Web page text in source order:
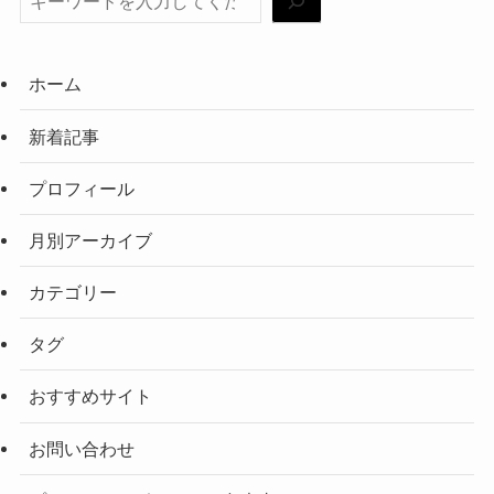
ホーム
新着記事
プロフィール
月別アーカイブ
カテゴリー
タグ
おすすめサイト
お問い合わせ